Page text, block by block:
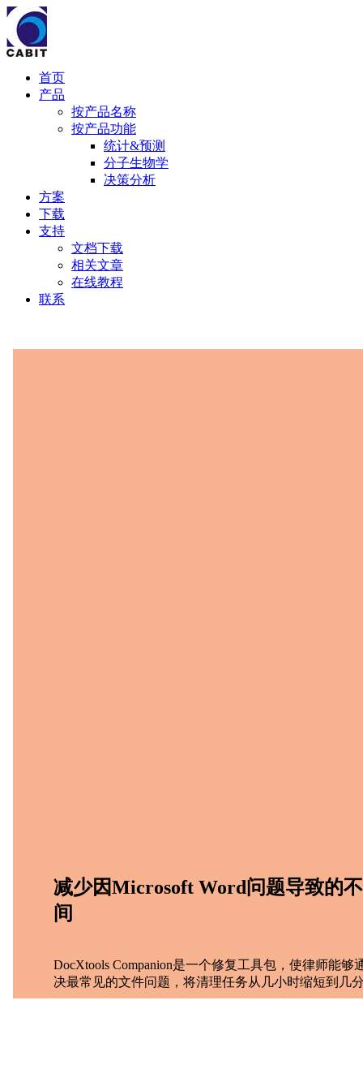
首页
产品
按产品名称
按产品功能
统计&预测
分子生物学
决策分析
方案
下载
支持
文档下载
相关文章
在线教程
联系
减少因Microsoft Word问题导致的
间
DocXtools Companion是一个修复工具包，使律师能够
决最常见的文件问题，将清理任务从几小时缩短到几